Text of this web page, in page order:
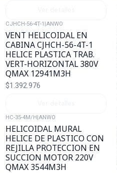
CJHCH-56-4T-1 ANWO
VENT HELICOIDAL EN
CABINA CJHCH-56-4T-1
HELICE PLASTICA TRAB.
VERT-HORIZONTAL 380V
QMAX 12941M3H
$1.392.976
HC-35-4M/H ANWO
HELICOIDAL MURAL
HELICE DE PLASTICO CON
REJILLA PROTECCION EN
SUCCION MOTOR 220V
QMAX 3544M3H